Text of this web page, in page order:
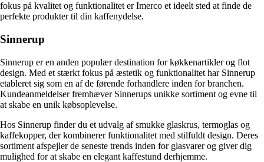
fokus på kvalitet og funktionalitet er Imerco et ideelt sted at finde de
perfekte produkter til din kaffenydelse.
Sinnerup
Sinnerup er en anden populær destination for køkkenartikler og flot
design. Med et stærkt fokus på æstetik og funktionalitet har Sinnerup
etableret sig som en af de førende forhandlere inden for branchen.
Kundeanmeldelser fremhæver Sinnerups unikke sortiment og evne til
at skabe en unik købsoplevelse.
Hos Sinnerup finder du et udvalg af smukke glaskrus, termoglas og
kaffekopper, der kombinerer funktionalitet med stilfuldt design. Deres
sortiment afspejler de seneste trends inden for glasvarer og giver dig
mulighed for at skabe en elegant kaffestund derhjemme.